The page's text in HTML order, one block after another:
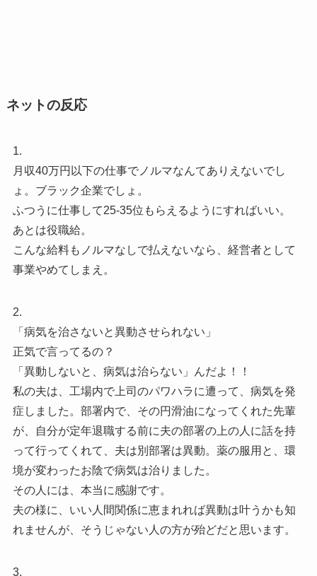
ネットの反応
1.
月収40万円以下の仕事でノルマなんてありえないでし
ょ。ブラック企業でしょ。
ふつうに仕事して25-35位もらえるようにすればいい。
あとは役職給。
こんな給料もノルマなしで払えないなら、経営者として
事業やめてしまえ。
2.
「病気を治さないと異動させられない」
正気で言ってるの？
「異動しないと、病気は治らない」んだよ！！
私の夫は、工場内で上司のパワハラに遭って、病気を発
症しました。部署内で、その円滑油になってくれた先輩
が、自分が定年退職する前に夫の部署の上の人に話を持
って行ってくれて、夫は別部署は異動。薬の服用と、環
境が変わったお陰で病気は治りました。
その人には、本当に感謝です。
夫の様に、いい人間関係に恵まれれば異動は叶うかも知
れませんが、そうじゃない人の方が殆どだと思います。
3.